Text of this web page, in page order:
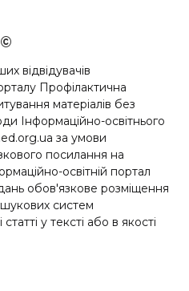
відвідувачів
Профілактична
матеріалів без
Інформаційно-освітнього
за умови
посилання на
освітній портал
обов'язкове розміщення
систем
у тексті або в якості